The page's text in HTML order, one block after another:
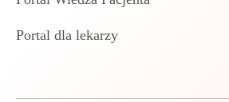
Portal dla lekarzy